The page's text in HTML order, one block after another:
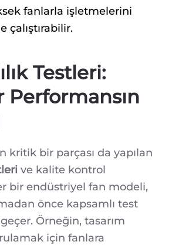
fanlarla işletmelerini
çalıştırabilir.
Testleri:
Performansın
kritik bir parçası da yapılan
ve kalite kontrol
bir endüstriyel fan modeli,
önce kapsamlı test
Örneğin, tasarım
için fanlara